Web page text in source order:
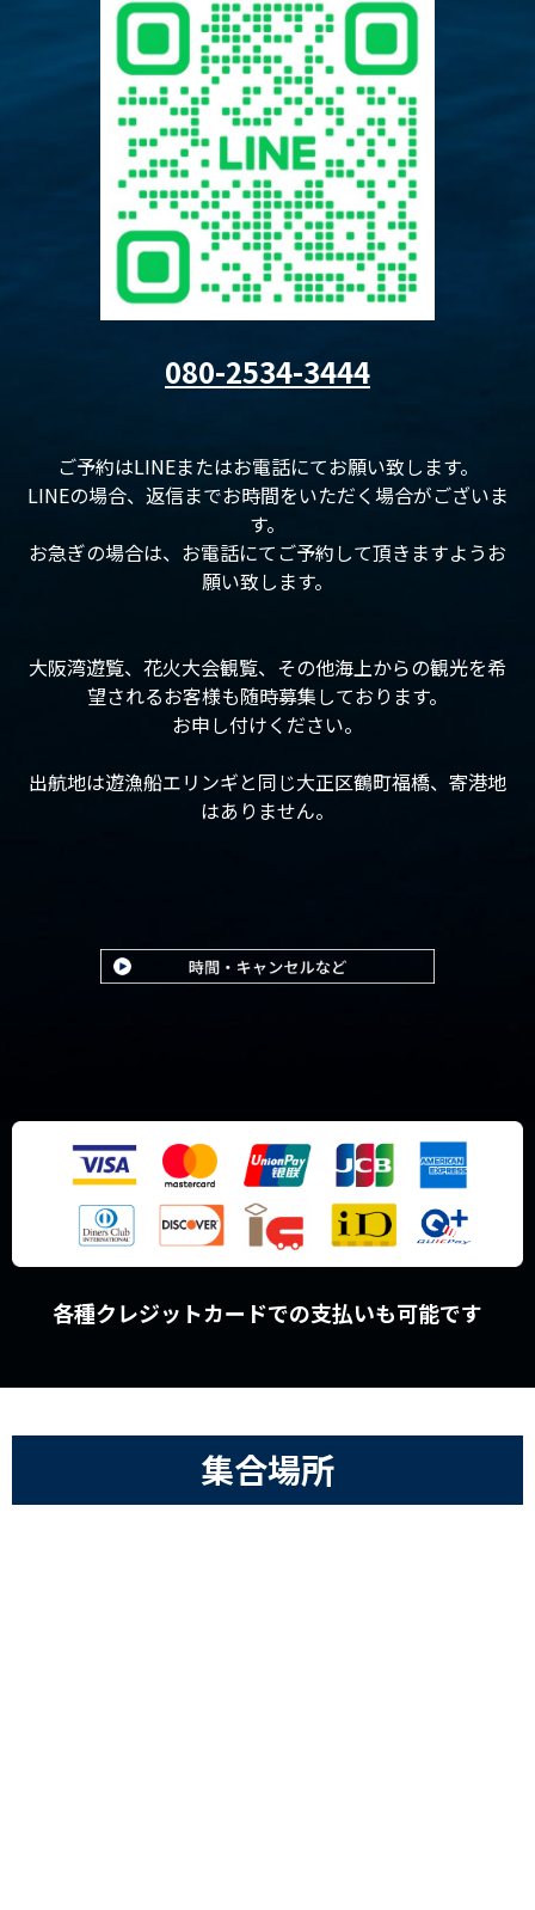
080-2534-3444
ご予約はLINEまたはお電話にてお願い致します。
LINEの場合、返信までお時間をいただく場合がございま
す。
お急ぎの場合は、お電話にてご予約して頂きますようお
願い致します。
大阪湾遊覧、花火大会観覧、その他海上からの観光を希
望されるお客様も随時募集しております。
お申し付けください。
出航地は遊漁船エリンギと同じ大正区鶴町福橋、寄港地
はありません。
各種クレジットカードでの支払いも可能です
集合場所